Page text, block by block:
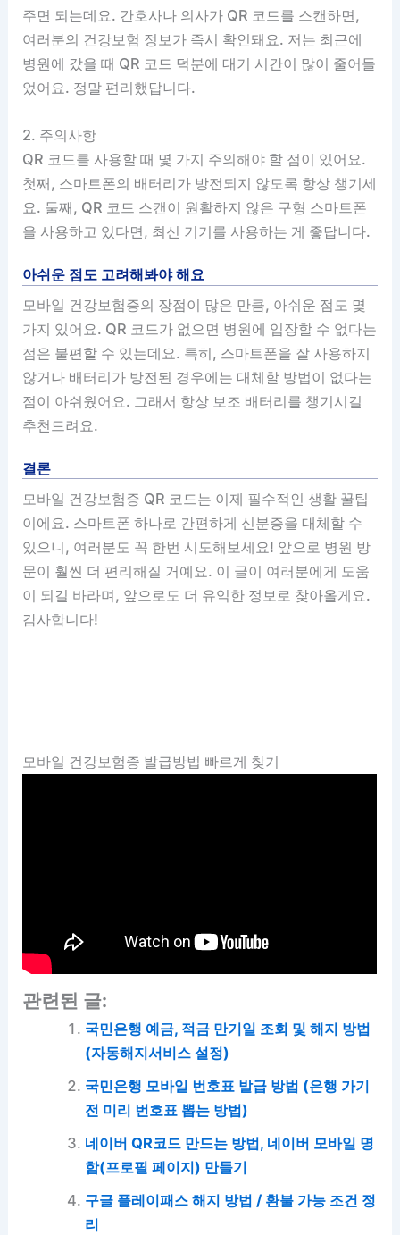
주면 되는데요. 간호사나 의사가 QR 코드를 스캔하면,
여러분의 건강보험 정보가 즉시 확인돼요. 저는 최근에
병원에 갔을 때 QR 코드 덕분에 대기 시간이 많이 줄어들
었어요. 정말 편리했답니다.
2. 주의사항
QR 코드를 사용할 때 몇 가지 주의해야 할 점이 있어요.
첫째, 스마트폰의 배터리가 방전되지 않도록 항상 챙기세
요. 둘째, QR 코드 스캔이 원활하지 않은 구형 스마트폰
을 사용하고 있다면, 최신 기기를 사용하는 게 좋답니다.
아쉬운 점도 고려해봐야 해요
모바일 건강보험증의 장점이 많은 만큼, 아쉬운 점도 몇
가지 있어요. QR 코드가 없으면 병원에 입장할 수 없다는
점은 불편할 수 있는데요. 특히, 스마트폰을 잘 사용하지
않거나 배터리가 방전된 경우에는 대체할 방법이 없다는
점이 아쉬웠어요. 그래서 항상 보조 배터리를 챙기시길
추천드려요.
결론
모바일 건강보험증 QR 코드는 이제 필수적인 생활 꿀팁
이에요. 스마트폰 하나로 간편하게 신분증을 대체할 수
있으니, 여러분도 꼭 한번 시도해보세요! 앞으로 병원 방
문이 훨씬 더 편리해질 거예요. 이 글이 여러분에게 도움
이 되길 바라며, 앞으로도 더 유익한 정보로 찾아올게요.
감사합니다!
모바일 건강보험증 발급방법 빠르게 찾기
관련된 글:
국민은행 예금, 적금 만기일 조회 및 해지 방법
(자동해지서비스 설정)
국민은행 모바일 번호표 발급 방법 (은행 가기
전 미리 번호표 뽑는 방법)
네이버 QR코드 만드는 방법, 네이버 모바일 명
함(프로필 페이지) 만들기
구글 플레이패스 해지 방법 / 환불 가능 조건 정
리